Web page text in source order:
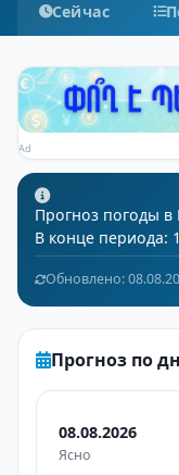
Сейчас
Ad
Прогноз погоды в
В конце периода:
Обновлено:
Прогноз по
08.08.2026
Ясно